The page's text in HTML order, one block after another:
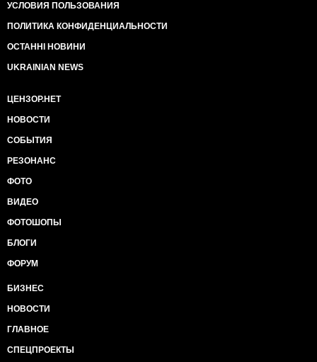
УСЛОВИЯ ПОЛЬЗОВАНИЯ
ПОЛИТИКА КОНФИДЕНЦИАЛЬНОСТИ
ОСТАННІ НОВИНИ
UKRAINIAN NEWS
ЦЕНЗОР.НЕТ
НОВОСТИ
СОБЫТИЯ
РЕЗОНАНС
ФОТО
ВИДЕО
ФОТОШОПЫ
БЛОГИ
ФОРУМ
БИЗНЕС
НОВОСТИ
ГЛАВНОЕ
СПЕЦПРОЕКТЫ